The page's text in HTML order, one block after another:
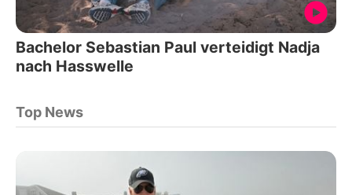
Bachelor Sebastian Paul verteidigt Nadja
nach Hasswelle
Top News